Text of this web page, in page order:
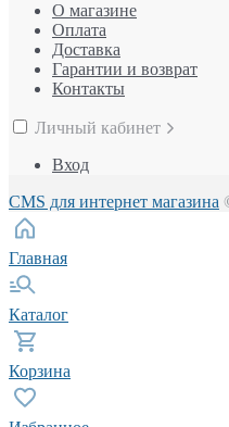
О магазине
Оплата
Доставка
Гарантии и возврат
Контакты
Личный кабинет
Вход
CMS для интернет магазина
Главная
Каталог
Корзина